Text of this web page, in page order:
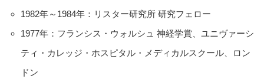
1982年～1984年：リスター研究所 研究フェロー
1977年：フランシス・ウォルシュ 神経学賞、ユニヴァーシ
ティ・カレッジ・ホスピタル・メディカルスクール、ロン
ドン